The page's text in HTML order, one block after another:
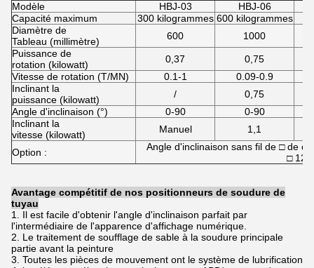
Modèle HBJ-03 HBJ-06
Capacité maximum
300 kilogrammes 600 kilogrammes
Diamètre de
Tableau (millimètre)
600 1000
Puissance de
rotation (kilowatt)
0,37
0,75
Vitesse de rotation (T/MN)
0.1-1
0.09-0.9
Inclinant la
puissance (kilowatt)
/
0,75
Angle d'inclinaison (°)
0-90 0-90
Inclinant la
vitesse (kilowatt)
Manuel 1,1
Option :
Angle d'inclinaison sans fil de □ de
□
Avantage compétitif de nos positionneurs de soudure de
tuyau
1. Il est facile d'obtenir l'angle d'inclinaison parfait par
l'intermédiaire de l'apparence d'affichage numérique.
2. Le traitement de soufflage de sable à la soudure principale
partie avant la peinture
3. Toutes les pièces de mouvement ont le système de lubrification